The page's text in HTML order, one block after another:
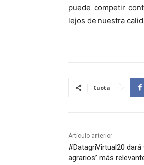
puede competir
lejos de nuestra
Cuota
Artículo anterior
#DatagriVirtual20
agrarios” más